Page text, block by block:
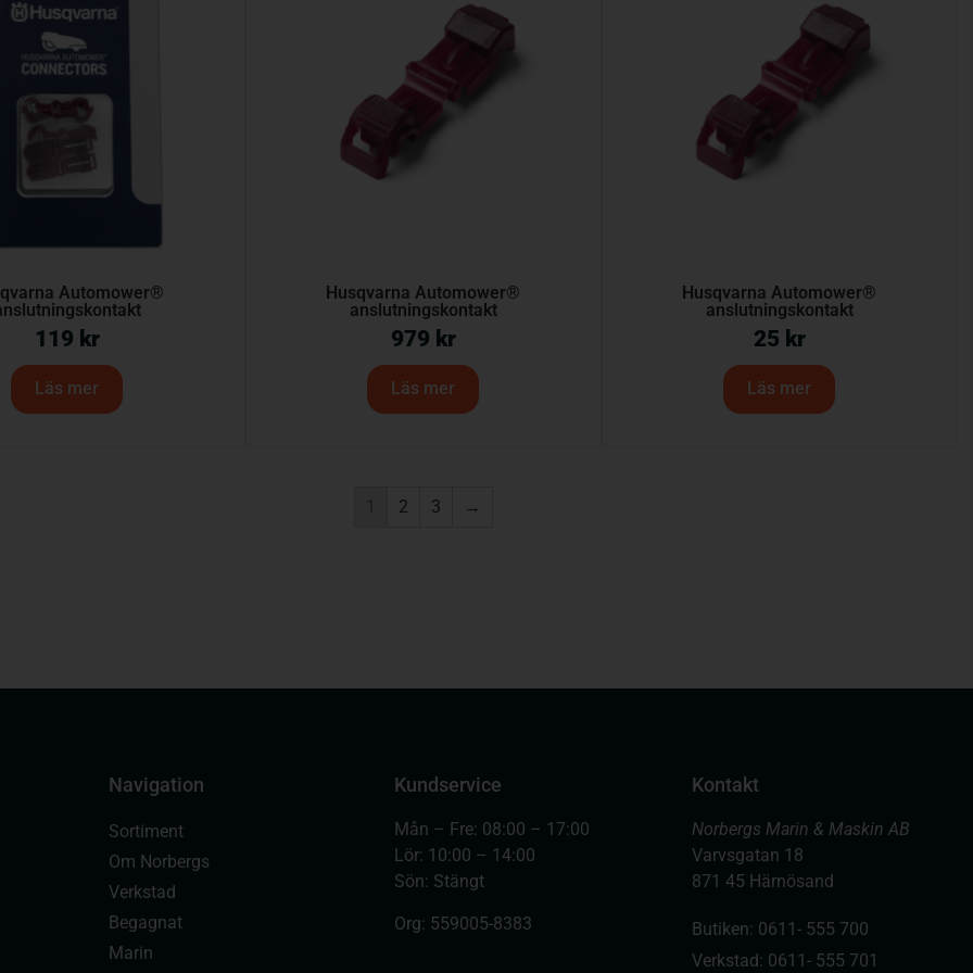
Automower®
119 kr
Läs mer
Husqvarna Automower®
anslutningskontakt
979 kr
Läs mer
Husqvarna Automower®
anslutningskontakt
25 kr
Läs mer
1 2 3 →
Navigation
Sortiment
Om Norbergs
Verkstad
Begagnat
Marin
Kundservice
Mån – Fre: 08:00 – 17:00
Lör: 10:00 – 14:00
Sön: Stängt
Org: 559005-8383
Kontakt
Norbergs Marin & Maskin AB
Varvsgatan 18
871 45 Härnösand
Butiken: 0611- 555 700
Verkstad: 0611- 555 701